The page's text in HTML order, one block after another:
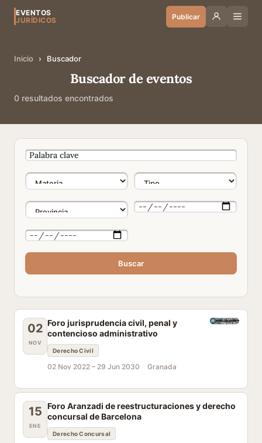
EVENTOS
JURÍDICOS
Publicar
Inicio › Buscador
Buscador de eventos
0 resultados encontrados
Buscar
02
NOV
Foro jurisprudencia civil, penal y
contencioso administrativo
Derecho Civil
02 Nov 2022 – 29 Jun 2030 Granada
15
ENE
Foro Aranzadi de reestructuraciones y derecho
concursal de Barcelona
Derecho Concursal